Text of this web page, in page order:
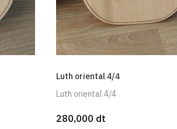
Luth oriental 4/4
Luth oriental 4/4
280,000 dt